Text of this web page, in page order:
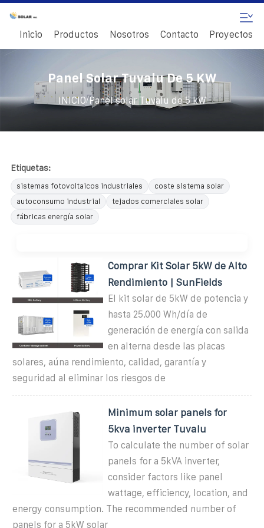
Inicio Productos Nosotros Contacto Proyectos
Panel Solar Tuvalu De 5 KW
INICIO/Panel solar Tuvalu de 5 kW
Etiquetas:
sistemas fotovoltaicos industriales
coste sistema solar
autoconsumo industrial
tejados comerciales solar
fábricas energía solar
Comprar Kit Solar 5kW de Alto
Rendimiento | SunFields
El kit solar de 5kW de potencia y
hasta 25.000 Wh/día de
generación de energía con salida
en alterna desde las placas
solares, aúna rendimiento, calidad, garantía y
seguridad al eliminar los riesgos de
Minimum solar panels for
5kva inverter Tuvalu
To calculate the number of solar
panels for a 5kVA inverter,
consider factors like panel
wattage, efficiency, location, and
energy consumption. The recommended number of
panels for a 5kW solar